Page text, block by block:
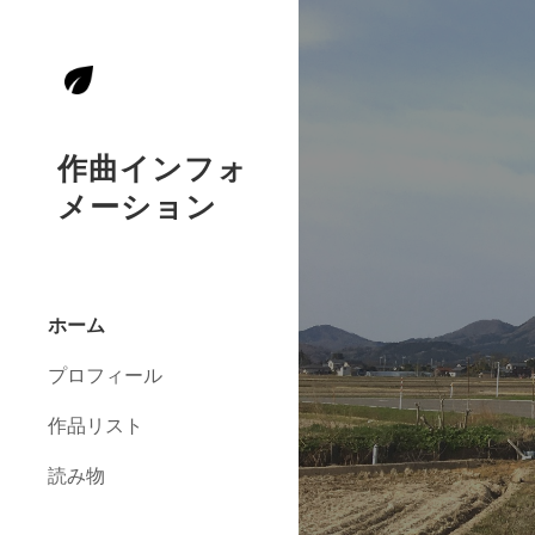
作曲インフォ
メーション
ホーム
プロフィール
作品リスト
読み物